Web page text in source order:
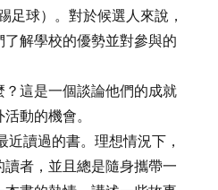
足球）。對於候選人來說，
解學校的優勢並對參與的
這是一個談論他們的成就
動的機會。
讀過的書。理想情況下，
者，並且總是隨身攜帶一